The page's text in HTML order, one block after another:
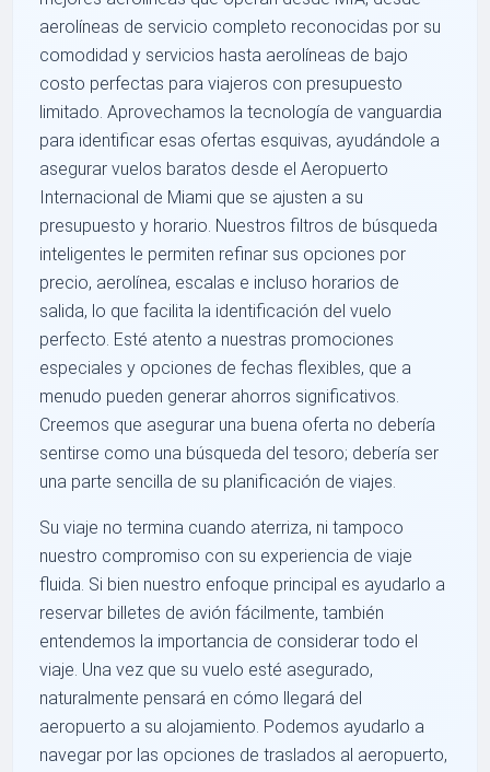
aerolíneas de servicio completo reconocidas por su
comodidad y servicios hasta aerolíneas de bajo
costo perfectas para viajeros con presupuesto
limitado. Aprovechamos la tecnología de vanguardia
para identificar esas ofertas esquivas, ayudándole a
asegurar vuelos baratos desde el Aeropuerto
Internacional de Miami que se ajusten a su
presupuesto y horario. Nuestros filtros de búsqueda
inteligentes le permiten refinar sus opciones por
precio, aerolínea, escalas e incluso horarios de
salida, lo que facilita la identificación del vuelo
perfecto. Esté atento a nuestras promociones
especiales y opciones de fechas flexibles, que a
menudo pueden generar ahorros significativos.
Creemos que asegurar una buena oferta no debería
sentirse como una búsqueda del tesoro; debería ser
una parte sencilla de su planificación de viajes.
Su viaje no termina cuando aterriza, ni tampoco
nuestro compromiso con su experiencia de viaje
fluida. Si bien nuestro enfoque principal es ayudarlo a
reservar billetes de avión fácilmente, también
entendemos la importancia de considerar todo el
viaje. Una vez que su vuelo esté asegurado,
naturalmente pensará en cómo llegará del
aeropuerto a su alojamiento. Podemos ayudarlo a
navegar por las opciones de traslados al aeropuerto,